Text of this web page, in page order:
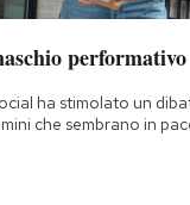
performativo
ha stimolato un
che sembrano in